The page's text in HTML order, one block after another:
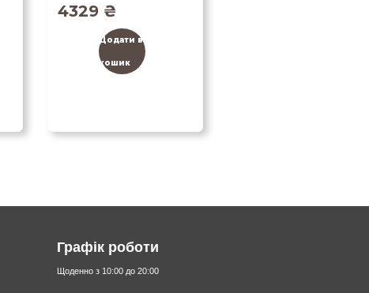
4329 ₴
Додати в
кошик
Графік роботи
Щоденно з 10:00 до 20:00